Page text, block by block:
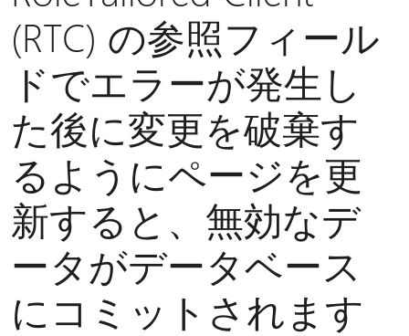
(RTC) の参照フィール
ドでエラーが発生し
た後に変更を破棄す
るようにページを更
新すると、無効なデ
ータがデータベース
にコミットされます